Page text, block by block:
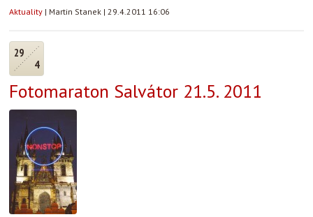
Aktuality | Martin Stanek | 29.4.2011 16:06
29
4
Fotomaraton Salvátor 21.5. 2011